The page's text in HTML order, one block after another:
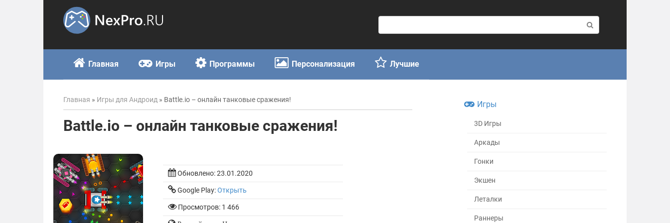
о
с
к
:
Главная Игры Программы Персонализация Лучшие
Главная » Игры для Андроид » Battle.io – онлайн танковые сражения!
Battle.io – онлайн танковые сражения!
Обновлено:23.01.2020
Google Play:Открыть
Просмотров: 1 466
Игры
3D Игры
Аркады
Гонки
Экшен
Леталки
Раннеры